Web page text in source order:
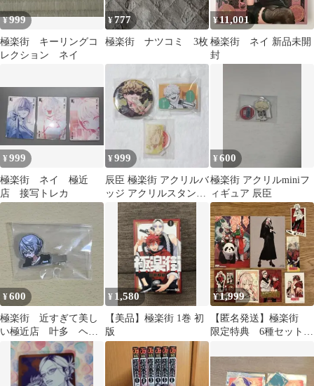
¥999
極楽街 キーリングコ
レクション ネイ
¥777
極楽街 ナツコミ 3枚
¥11,001
極楽街 ネイ 新品未開
封
¥999
極楽街 ネイ 極近
店 接写トレカ
¥999
辰臣 極楽街 アクリルバ
ッジ アクリルスタンド
缶バッジ
¥600
極楽街 アクリルminiフ
ィギュア 辰臣
¥600
極楽街 近すぎて美し
い極近店 叶多 ヘア
クリップ
¥ 1,580
【美品】極楽街 1巻 初
版
¥1,999
【匿名発送】極楽街
限定特典 6種セット
キ ステッカー他